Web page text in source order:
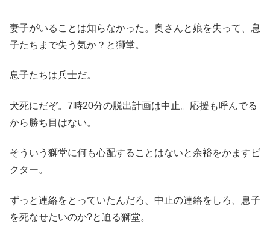
妻子がいることは知らなかった。奥さんと娘を失って、息
子たちまで失う気か？と獅堂。
息子たちは兵士だ。
犬死にだぞ。7時20分の脱出計画は中止。応援も呼んでる
から勝ち目はない。
そういう獅堂に何も心配することはないと余裕をかますビ
クター。
ずっと連絡をとっていたんだろ、中止の連絡をしろ、息子
を死なせたいのか?と迫る獅堂。